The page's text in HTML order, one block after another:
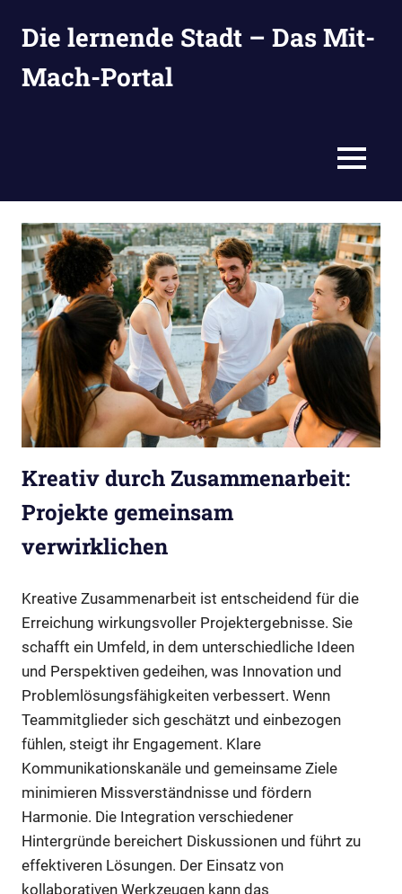
InhaltDie lernende Stadt – Das Mit-
Mach-Portal
MENÜ
Kreativ durch Zusammenarbeit:
Projekte gemeinsam
verwirklichen
Kreative Zusammenarbeit ist entscheidend für die
Erreichung wirkungsvoller Projektergebnisse. Sie
schafft ein Umfeld, in dem unterschiedliche Ideen
und Perspektiven gedeihen, was Innovation und
Problemlösungsfähigkeiten verbessert. Wenn
Teammitglieder sich geschätzt und einbezogen
fühlen, steigt ihr Engagement. Klare
Kommunikationskanäle und gemeinsame Ziele
minimieren Missverständnisse und fördern
Harmonie. Die Integration verschiedener
Hintergründe bereichert Diskussionen und führt zu
effektiveren Lösungen. Der Einsatz von
kollaborativen Werkzeugen kann das